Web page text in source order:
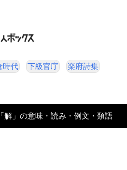
時代 下級官庁 楽府詩集
「解」の意味・読み・例文・類語